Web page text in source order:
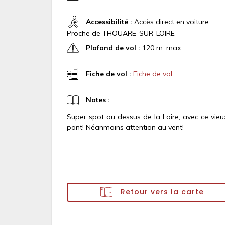
Accessibilité : Accès direct en voiture
Proche de THOUARE-SUR-LOIRE
Plafond de vol : 120 m. max.
Fiche de vol : Fiche de vol
Notes :
Super spot au dessus de la Loire, avec ce
pont! Néanmoins attention au vent!
Retour vers la carte